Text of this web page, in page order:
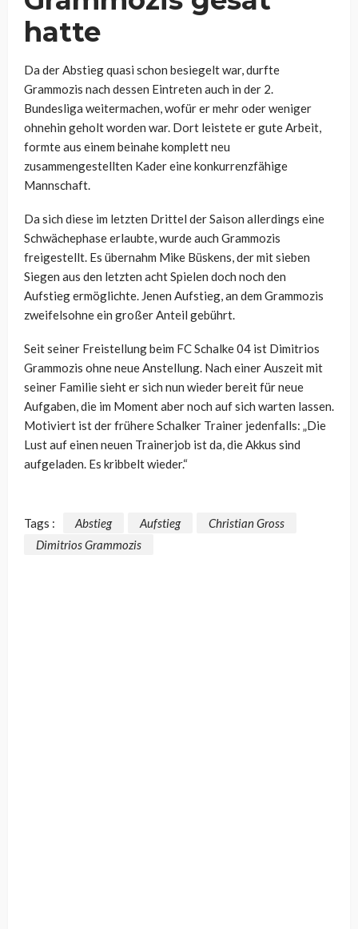
hatte
Da der Abstieg quasi schon besiegelt war, durfte
Grammozis nach dessen Eintreten auch in der 2.
Bundesliga weitermachen, wofür er mehr oder weniger
ohnehin geholt worden war. Dort leistete er gute Arbeit,
formte aus einem beinahe komplett neu
zusammengestellten Kader eine konkurrenzfähige
Mannschaft.
Da sich diese im letzten Drittel der Saison allerdings eine
Schwächephase erlaubte, wurde auch Grammozis
freigestellt. Es übernahm Mike Büskens, der mit sieben
Siegen aus den letzten acht Spielen doch noch den
Aufstieg ermöglichte. Jenen Aufstieg, an dem Grammozis
zweifelsohne ein großer Anteil gebührt.
Seit seiner Freistellung beim FC Schalke 04 ist Dimitrios
Grammozis ohne neue Anstellung. Nach einer Auszeit mit
seiner Familie sieht er sich nun wieder bereit für neue
Aufgaben, die im Moment aber noch auf sich warten lassen.
Motiviert ist der frühere Schalker Trainer jedenfalls: „Die
Lust auf einen neuen Trainerjob ist da, die Akkus sind
aufgeladen. Es kribbelt wieder.“
Tags : Abstieg Aufstieg
Christian Gross
Dimitrios Grammozis